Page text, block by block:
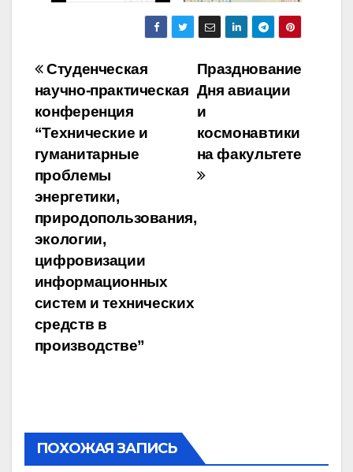
Навигация
по
записям
Празднование
Дня авиации
и
космонавтики
на факультете
Студенческая
научно-практическая
конференция
“Технические и
гуманитарные
проблемы
энергетики,
природопользования,
экологии,
цифровизации
информационных
систем и технических
средств в
производстве”
ПОХОЖАЯ ЗАПИСЬ